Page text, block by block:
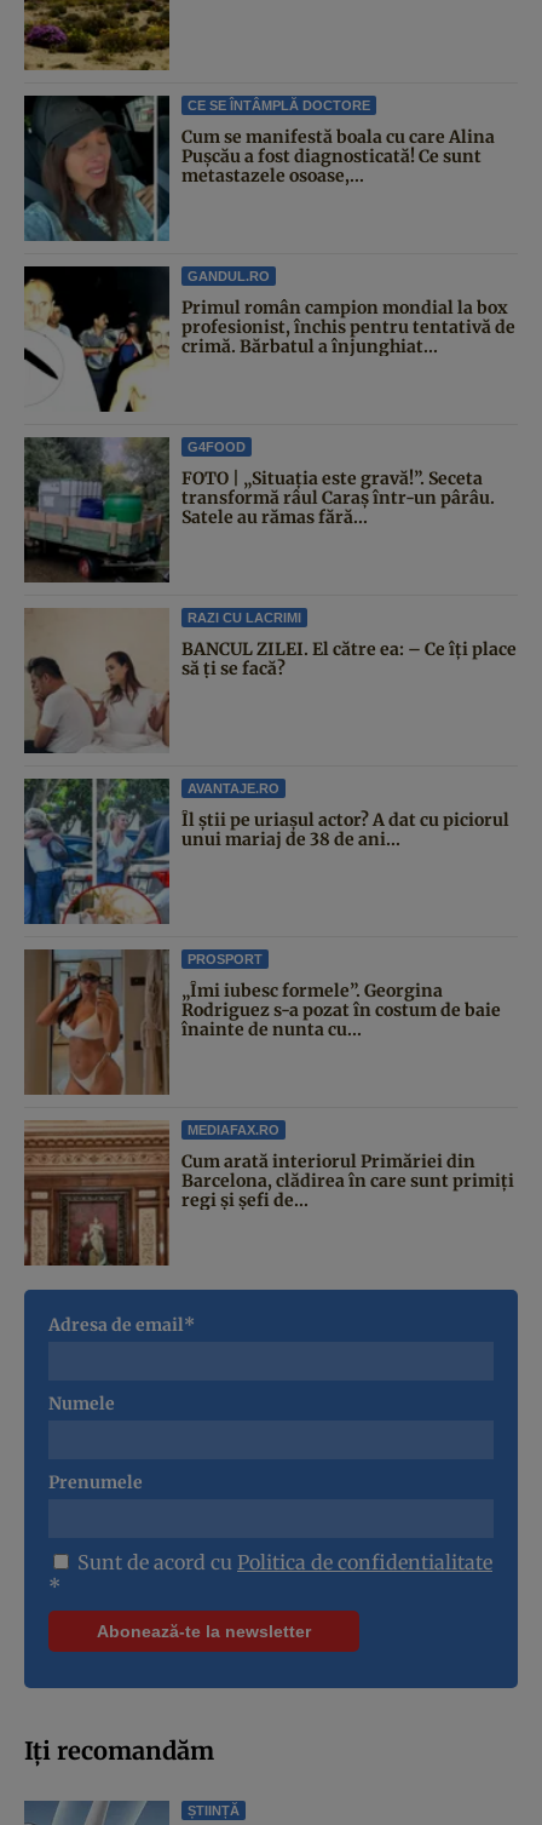
CE SE ÎNTÂMPLĂ DOCTORE
Cum se manifestă boala cu care Alina
Pușcău a fost diagnosticată! Ce sunt
metastazele osoase,...
GANDUL.RO
Primul român campion mondial la box
profesionist, închis pentru tentativă de
crimă. Bărbatul a înjunghiat...
G4FOOD
FOTO | „Situația este gravă!”. Seceta
transformă râul Caraș într-un pârâu.
Satele au rămas fără...
RAZI CU LACRIMI
BANCUL ZILEI. El către ea: – Ce îți place
să ți se facă?
AVANTAJE.RO
Îl știi pe uriașul actor? A dat cu piciorul
unui mariaj de 38 de ani...
PROSPORT
„Îmi iubesc formele”. Georgina
Rodriguez s-a pozat în costum de baie
înainte de nunta cu...
MEDIAFAX.RO
Cum arată interiorul Primăriei din
Barcelona, clădirea în care sunt primiți
regi și șefi de...
Adresa de email*
Numele
Prenumele
Sunt de acord cu Politica de confidentialitate
*
Iți recomandăm
ȘTIINȚĂ